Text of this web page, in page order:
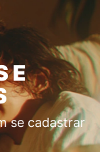
E
se cadastrar